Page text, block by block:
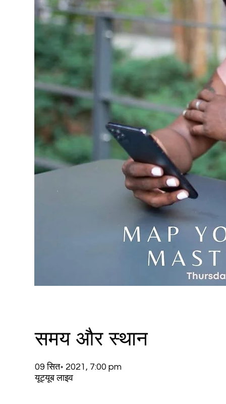
समय और स्थान
09 सित॰ 2021, 7:00 pm
यूट्यूब लाइव